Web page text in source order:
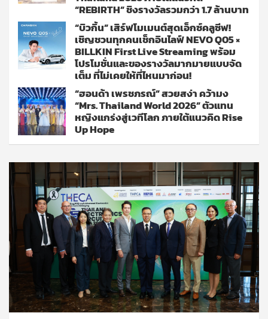
“REBIRTH” ชิงรางวัลรวมกว่า 1.7 ล้านบาท
“บิวกิ้น” เสิร์ฟโมเมนต์สุดเอ็กซ์คลูซีฟ!
เชิญชวนทุกคนเช็กอินไลฟ์ NEVO Q05 ×
BILLKIN First Live Streaming พร้อม
โปรโมชั่นและของรางวัลมากมายแบบจัด
เต็ม ที่ไม่เคยให้ที่ไหนมาก่อน!
“ฮอนด้า เพรชภรณ์” สวยสง่า คว้ามง
“Mrs. Thailand World 2026” ตัวแทน
หญิงแกร่งสู่เวทีโลก ภายใต้แนวคิด Rise
Up Hope